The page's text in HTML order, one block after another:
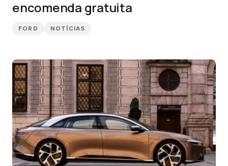
encomenda gratuita
FORD NOTÍCIAS